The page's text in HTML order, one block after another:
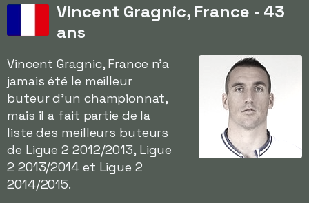
Vincent Gragnic, France - 43
ans
Vincent Gragnic, France n'a
jamais été le meilleur
buteur d'un championnat,
mais il a fait partie de la
liste des meilleurs buteurs
de Ligue 2 2012/2013, Ligue
2 2013/2014 et Ligue 2
2014/2015.